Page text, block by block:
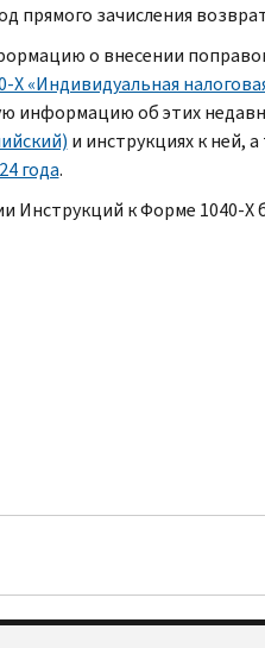
прямого зачисления
о внесении
Х «Индивидуальная
информацию об этих
и инструкциях к ней,
года.
Инструкций к Форме 1040-X